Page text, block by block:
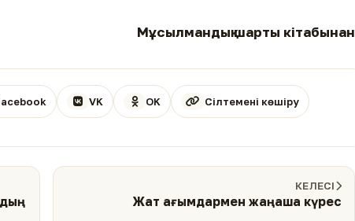
Мұсылмандық шарты кітабынан
VK OK Сілтемені көшіру
КЕЛЕСІ
Жат ағымдармен жаңаша күрес